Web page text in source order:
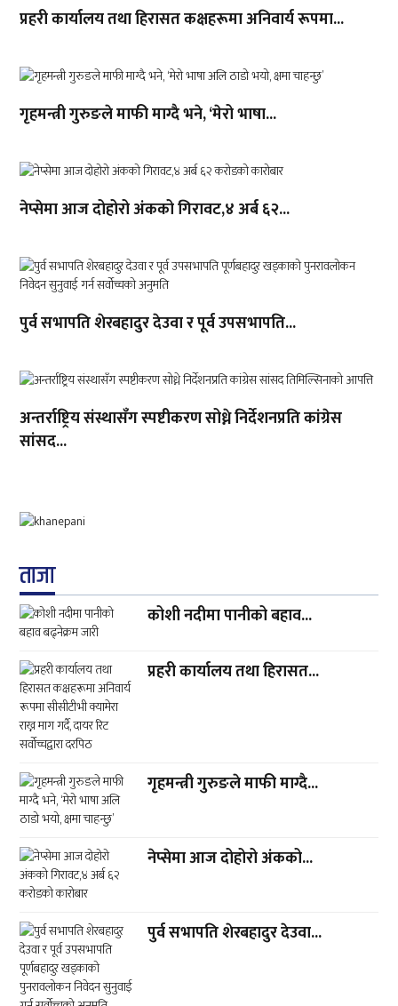
प्रहरी कार्यालय तथा हिरासत कक्षहरूमा अनिवार्य रूपमा...
गृहमन्त्री गुरुङले माफी माग्दै भने, ‘मेरो भाषा...
नेप्सेमा आज दोहोरो अंकको गिरावट,४ अर्ब ६२...
पुर्व सभापति शेरबहादुर देउवा र पूर्व उपसभापति...
अन्तर्राष्ट्रिय संस्थासँग स्पष्टीकरण सोध्ने निर्देशनप्रति कांग्रेस
सांसद...
ताजा
कोशी नदीमा पानीको बहाव...
प्रहरी कार्यालय तथा हिरासत...
गृहमन्त्री गुरुङले माफी माग्दै...
नेप्सेमा आज दोहोरो अंकको...
पुर्व सभापति शेरबहादुर देउवा...